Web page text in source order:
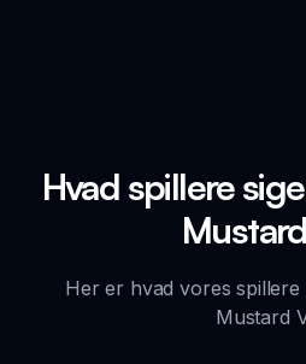
Hvad spillere
Her er hvad vores
Mustard